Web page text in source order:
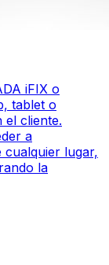
iFIX o
tablet o
el cliente.
a
cualquier lugar,
la